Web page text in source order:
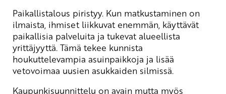
Paikallistalous piristyy. Kun matkustaminen on
ilmaista, ihmiset liikkuvat enemmän, käyttävät
paikallisia palveluita ja tukevat alueellista
yrittäjyyttä. Tämä tekee kunnista
houkuttelevampia asuinpaikkoja ja lisää
vetovoimaa uusien asukkaiden silmissä.
Kaupunkisuunnittelu on avain mutta myös